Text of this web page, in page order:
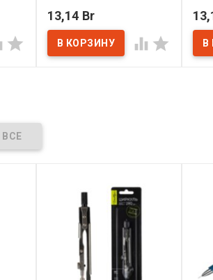

В наличии
13,14 Br
 
В